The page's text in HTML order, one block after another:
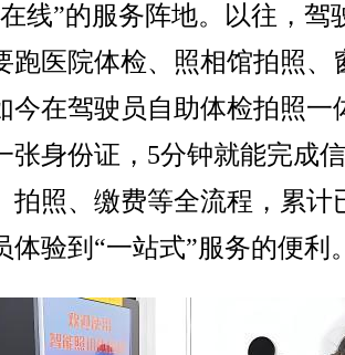
线”的服务阵地。以往，驾
跑医院体检、照相馆拍照、
今在驾驶员自助体检拍照一
张身份证，5分钟就能完成
拍照、缴费等全流程，累计
体验到“一站式”服务的便利